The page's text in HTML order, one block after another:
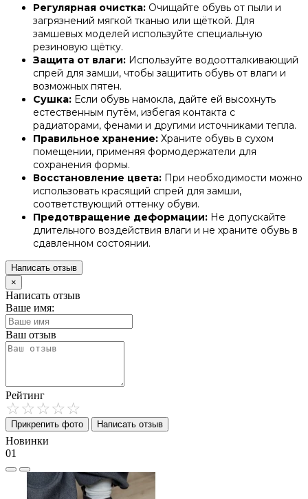
Регулярная очистка: Очищайте обувь от пыли и
загрязнений мягкой тканью или щёткой. Для
замшевых моделей используйте специальную
резиновую щётку.
Защита от влаги: Используйте водоотталкивающий
спрей для замши, чтобы защитить обувь от влаги и
возможных пятен.
Сушка: Если обувь намокла, дайте ей высохнуть
естественным путём, избегая контакта с
радиаторами, фенами и другими источниками тепла.
Правильное хранение: Храните обувь в сухом
помещении, применяя формодержатели для
сохранения формы.
Восстановление цвета: При необходимости можно
использовать красящий спрей для замши,
соответствующий оттенку обуви.
Предотвращение деформации: Не допускайте
длительного воздействия влаги и не храните обувь в
сдавленном состоянии.
Написать отзыв
×
Написать отзыв
Ваше имя:
Ваш отзыв
Рейтинг
Прикрепить фото Написать отзыв
Новинки
01